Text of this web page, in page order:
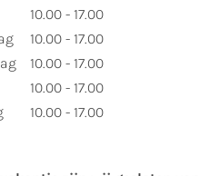
10.00 - 17.00
10.00 - 17.00
10.00 - 17.00
10.00 - 17.00
10.00 - 17.00